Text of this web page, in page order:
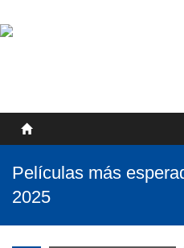
SOBRE NOSOTROS
Películas más
2025